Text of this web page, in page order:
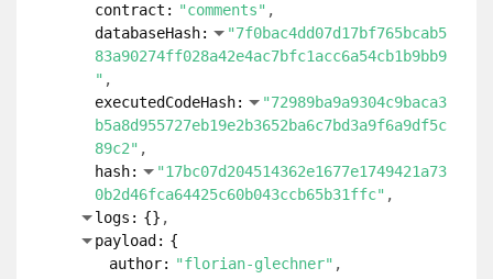
89c2"
hash:
"8f3e6948ee8640fc1cea42bc8c3cb9b1
2b559b0d1cf6a73c3231490cef4a63ef"
logs:
payload: {
author: "florian-glechner"
permlink:
energy-report-may-2026"
voter: "calvinbayer"
weight:
}
refHiveBlockNumber: 106957320